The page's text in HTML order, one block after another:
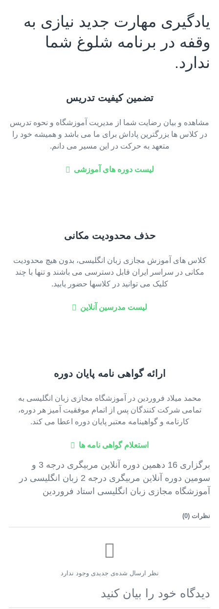
یادگیری مهارت جدید نیازی به
وقفه در برنامه شلوغ شما
ندارد.
تضمین کیفیت تدریس
مشاهده و بیان رضایت شما از مدیریت آموزشگاه و نحوه تدریس
در کلاس ها بزرگترین پاداش برای ما می باشد و همیشه خود را
متعهد به حرکت در این مسیر می دانم.
لیست دوره های آموزشی
حذف محدودیت مکانی
کلاس های آموزش مجازی زبان انگلیسی، بدون هیچ محدودیت
مکانی در سراسر ایران قابل دسترسی می باشند و تنها با چند
کلیک می توانید در کلاسها حضور یابید.
لیست مدرسین آنلاین
ارائه گواهی نامه پایان دوره
محمد میلاد فروردین در آموزشگاه مجازی زبان انگلیسی به
تمامی شرکت کنندگان پس از اتمام موفقیت آمیز هر دوره،
کارنامه و گواهینامه معتبر پایان دوره اعطا می کند.
استعلام گواهی نامه ها
برگزاری 16 دهمین دوره آنلاین مربیگری درجه 3 و
سومین دوره آنلاین مربیگری درجه 2 زبان انگلیسی در
آموزشگاه مجازی زبان انگلیسی استاد فروردین
نظرات (0
)
نظر ارسال شده‌ی جدیدی وجود ندارد
دیدگاه خود را بیان کنید